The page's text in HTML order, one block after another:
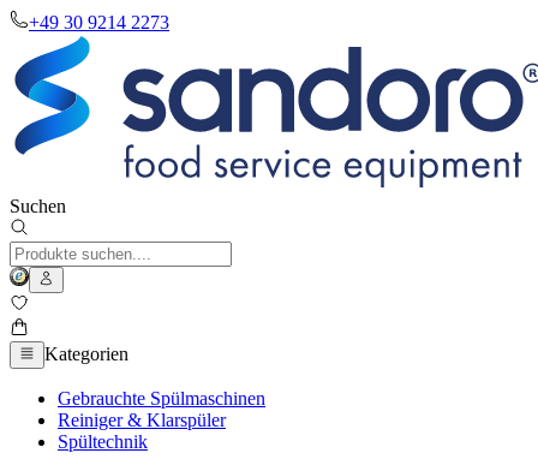
+49 30 9214 2273
Suchen
Kategorien
Gebrauchte Spülmaschinen
Reiniger & Klarspüler
Spültechnik